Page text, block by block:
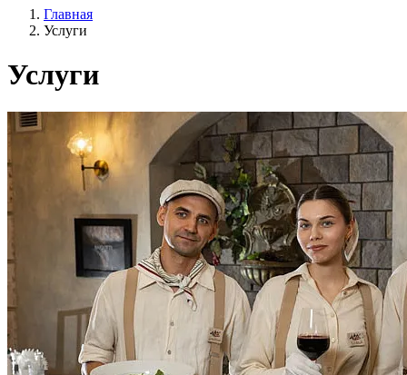
Главная
Услуги
Услуги